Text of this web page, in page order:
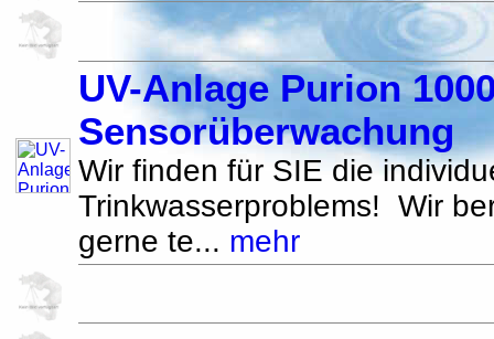
UV-Anlage Purion
Sensorüberwachung
Wir finden für SIE die
Trinkwasserproblems! Wir
gerne te... mehr